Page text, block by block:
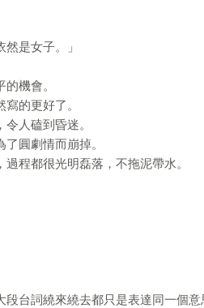
是女子。」
機會。
的更好了。
人磕到昏迷。
圓劇情而崩掉。
程都很光明磊落，不拖泥帶水。
台詞繞來繞去都只是表達同一個意